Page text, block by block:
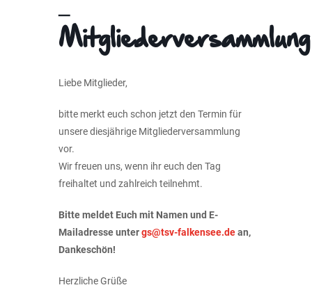
–
Mitgliederversammlung
Liebe Mitglieder,
bitte merkt euch schon jetzt den Termin für
unsere diesjährige Mitgliederversammlung
vor.
Wir freuen uns, wenn ihr euch den Tag
freihaltet und zahlreich teilnehmt.
Bitte meldet Euch mit Namen und E-
Mailadresse untergs@tsv-falkensee.dean,
Dankeschön!
Herzliche Grüße